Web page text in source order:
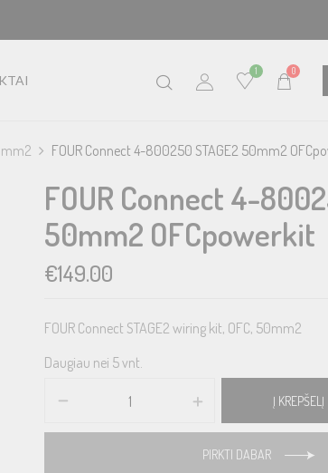
1 0
FOUR Connect 4-800250 STAGE2 50mm2
FOUR Connect 4-
50mm2 OFCpowerkit
€149.00
FOUR Connect STAGE2 wiring kit, OFC, 50mm2
Daugiau nei 5 vnt.
Į KREPŠELĮ
PIRKTI DABAR